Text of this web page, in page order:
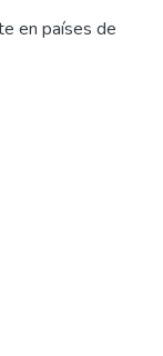
en países de